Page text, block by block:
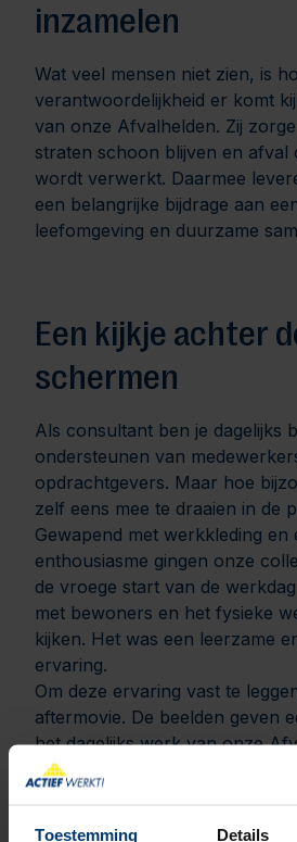
Toestemming Details
inzamelen
Wat veel mensen niet zien, is
verantwoordelijkheid er komt
van onze Afvalhelden. Zij
straten schoon blijven en afval
wordt verwerkt. Daarmee
een belangrijke bijdrage aan
leefomgeving en duurzame
Een kijkje achter
schermen
Als consultant ben je dagelijks
ondersteunen van
opdrachtgevers. Maar hoe
zelf eens mee te draaien in de
Gewapend met werkkleding en
enthousiasme gingen onze
de vroege start van de
met bewoners en het fysieke
kijken. Het was een leerzame
ervaring.
Om deze ervaring vast te
aftermovie. De beelden geven
het dagelijks werk van onze